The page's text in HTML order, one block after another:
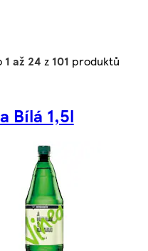
1 až 24 z 101 produktů
Bílá 1,5l